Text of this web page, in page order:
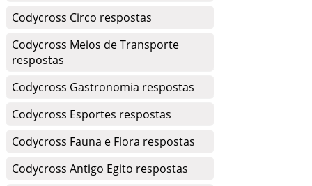
Codycross Circo respostas
Codycross Meios de Transporte
respostas
Codycross Gastronomia respostas
Codycross Esportes respostas
Codycross Fauna e Flora respostas
Codycross Antigo Egito respostas